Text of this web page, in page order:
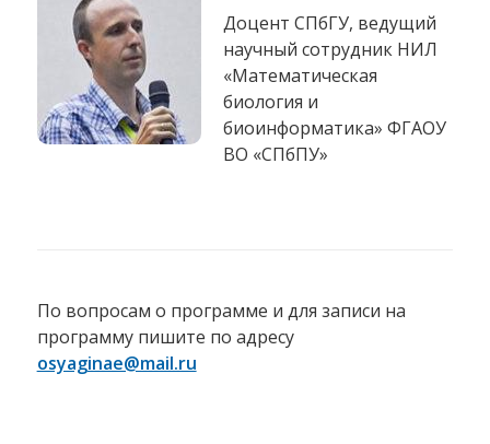
Доцент СПбГУ, ведущий
научный сотрудник НИЛ
«Математическая
биология и
биоинформатика» ФГАОУ
ВО «СПбПУ»
По вопросам о программе и для записи на
программу пишите по адресу
osyaginae@mail.ru